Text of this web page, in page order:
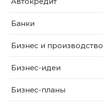
Банки
Бизнес и производство
Бизнес-идеи
Бизнес-планы